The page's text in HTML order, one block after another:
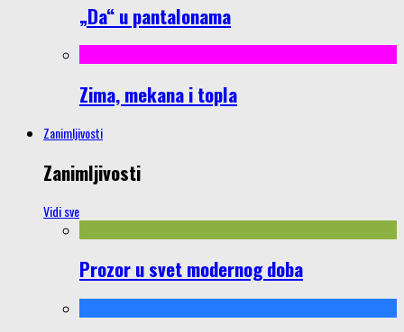
„Da“ u pantalonama
Zima, mekana i topla
Zanimljivosti
Zanimljivosti
Vidi sve
Prozor u svet modernog doba